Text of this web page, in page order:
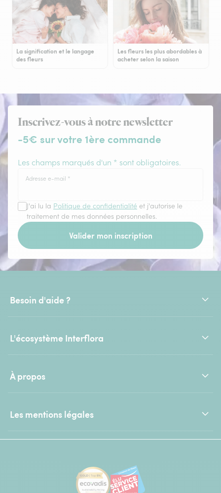
La signification et le langage
des fleurs
Les fleurs les plus abordables à
acheter selon la saison
Inscrivez-vous à notre newsletter
-5€ sur votre 1ère commande
Les champs marqués d'un * sont obligatoires.
Adresse e-mail *
J'ai lu la Politique de confidentialité et j'autorise le
traitement de mes données personnelles.
Valider mon inscription
Besoin d'aide ?
L'écosystème Interflora
À propos
Les mentions légales